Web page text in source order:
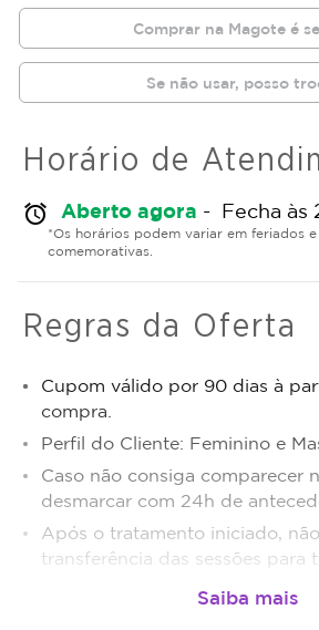
Comprar na Magote é
Se não usar, posso
Horário de
alarm Aberto agora - Fecha às
*Os horários podem variar em feriados
comemorativas.
Regras da Oferta
Cupom válido por 90 dias à
compra.
Perfil do Cliente: Feminino e
Caso não consiga comparecer
desmarcar com 24h de
Após o tratamento iniciado,
transferência das sessões para
Sujeito a disponibilidade de